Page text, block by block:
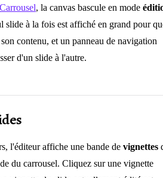
Carrousel, la canvas bascule en mode
slide à la fois est affiché en grand pour
contenu, et un panneau de navigation
d'un slide à l'autre.
l'éditeur affiche une bande de vignettes
du carrousel. Cliquez sur une vignette